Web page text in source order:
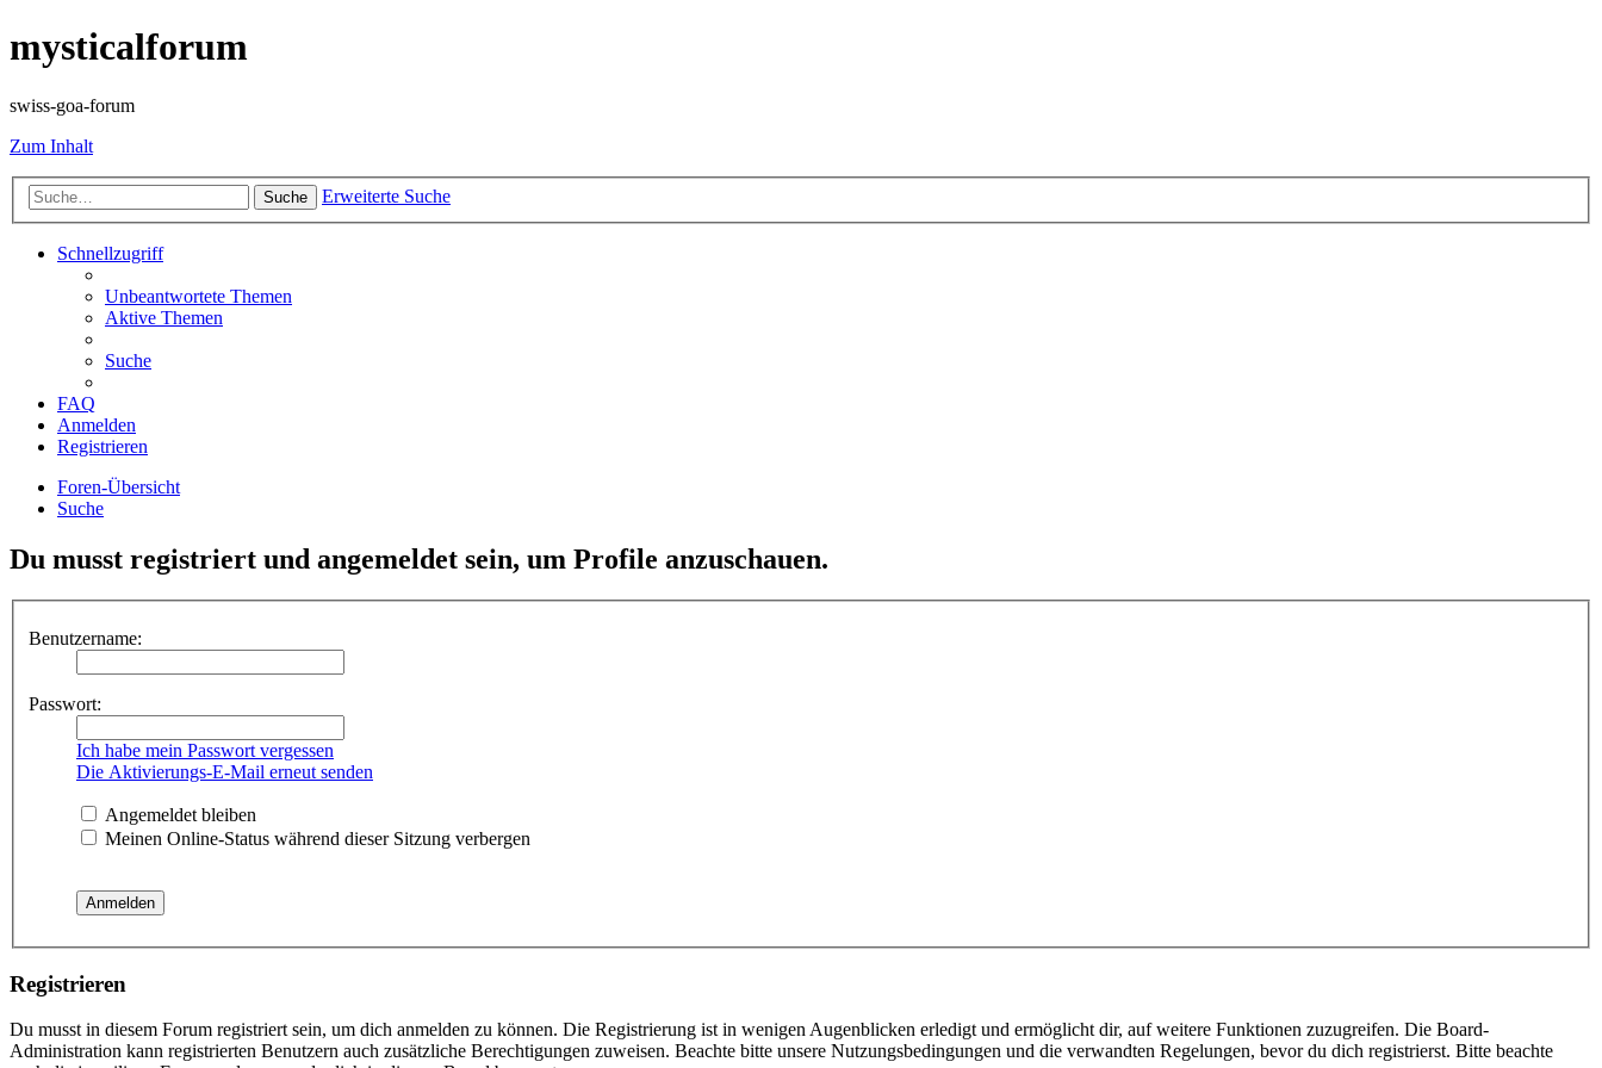
mysticalforum
swiss-goa-forum
Zum Inhalt
Suche Erweiterte Suche
Schnellzugriff
Unbeantwortete Themen
Aktive Themen
Suche
FAQ
Anmelden
Registrieren
Foren-Übersicht
Suche
Du musst registriert und angemeldet sein, um Profile anzuschauen.
Benutzername:
Passwort:
Ich habe mein Passwort vergessen
Die Aktivierungs-E-Mail erneut senden
Angemeldet bleiben
Meinen Online-Status während dieser Sitzung verbergen
Registrieren
Du musst in diesem Forum registriert sein, um dich anmelden zu können. Die Registrierung ist in wenigen Augenblicken erledigt und ermöglicht dir, auf weitere Funktionen zuzugreifen. Die Board-
Administration kann registrierten Benutzern auch zusätzliche Berechtigungen zuweisen. Beachte bitte unsere Nutzungsbedingungen und die verwandten Regelungen, bevor du dich registrierst. Bitte beachte